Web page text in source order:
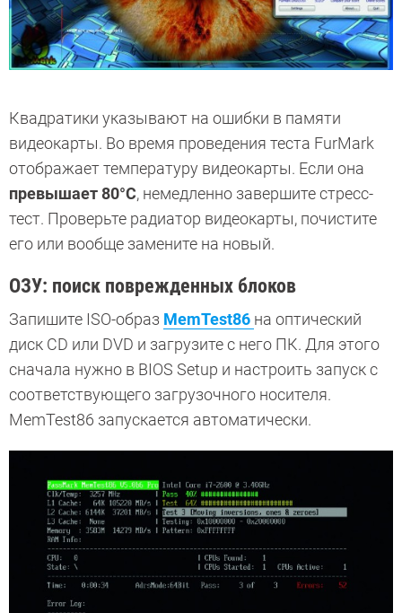
Квадратики указывают на ошибки в памяти
видеокарты. Во время проведения теста FurMark
отображает температуру видеокарты. Если она
превышает 80°C, немедленно завершите стресс-
тест. Проверьте радиатор видеокарты, почистите
его или вообще замените на новый.
ОЗУ: поиск поврежденных блоков
Запишите ISO-образ MemTest86 на оптический
диск CD или DVD и загрузите с него ПК. Для этого
сначала нужно в BIOS Setup и настроить запуск с
соответствующего загрузочного носителя.
MemTest86 запускается автоматически.